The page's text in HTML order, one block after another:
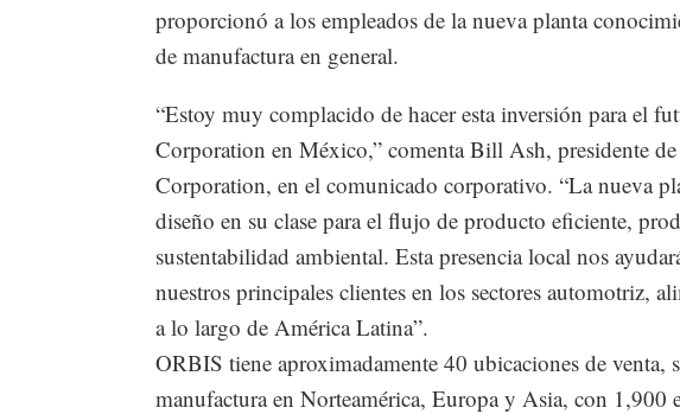
proporcionó a los empleados de la nueva planta
de manufactura en general.
“Estoy muy complacido de hacer esta inversión para el
Corporation en México,” comenta Bill Ash, presidente
Corporation, en el comunicado corporativo. “La nueva
diseño en su clase para el flujo de producto eficiente,
sustentabilidad ambiental. Esta presencia local nos
nuestros principales clientes en los sectores automotriz,
a lo largo de América Latina”.
ORBIS tiene aproximadamente 40 ubicaciones de venta,
manufactura en Norteamérica, Europa y Asia, con 1,900